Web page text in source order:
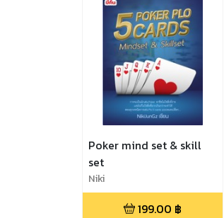
Poker mind set & skill
set
Niki
199.00 ฿